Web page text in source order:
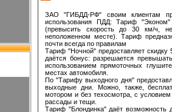
ЗАО "ГИБДД-РФ" своим клиентам
использования ПДД: Тариф
(превысить скорость до 30 км/ч,
неположенном месте). Тариф
почти всегда по правилам
Тариф "Ночной" предоставляет
даётся бонус: разрешается
использованием прямоточных
местах автомобиля.
По "Тарифу выходного дня"
выходные дни. Можно, также,
мотором и без техосмотра, с
рассады и тещи.
Тариф "Блондинка" даёт возможность